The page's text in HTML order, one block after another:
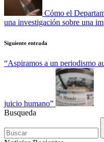
Cómo el
una investigación sobre una
Siguiente entrada
“Aspiramos a un periodismo
juicio humano”
Busqueda